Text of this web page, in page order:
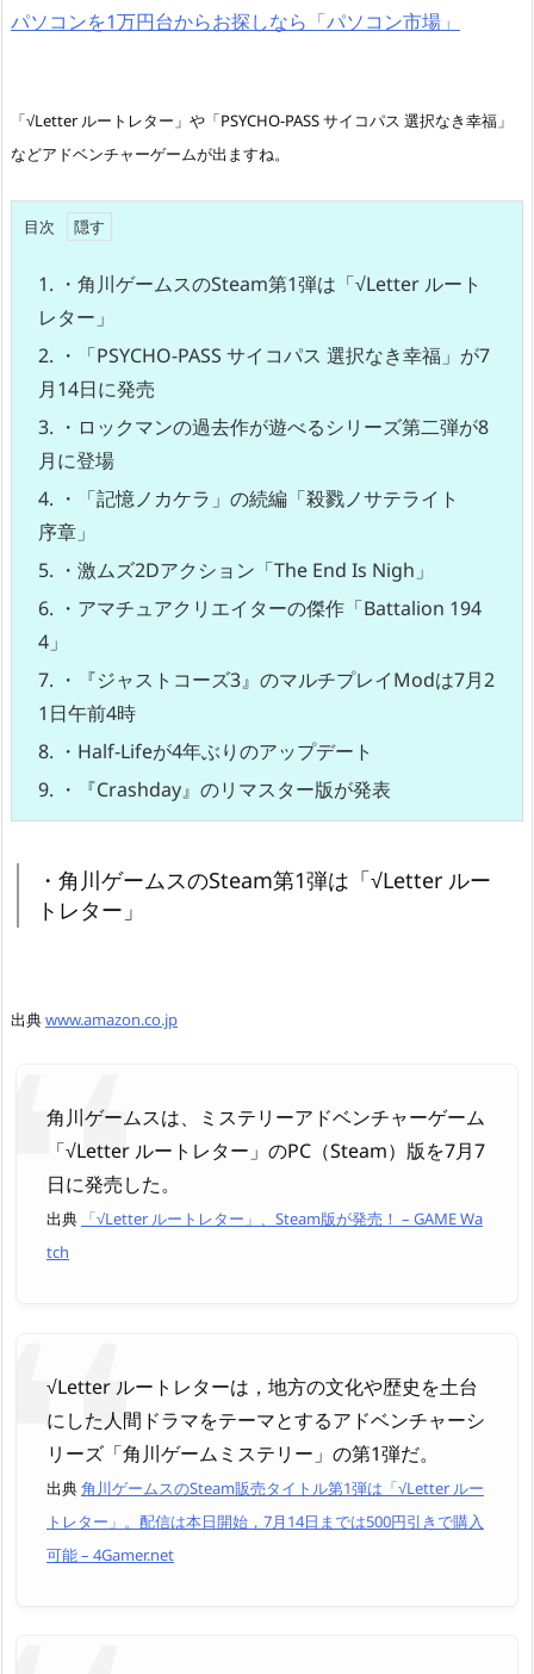
パソコンを1万円台からお探しなら「パソコン市場」
「√Letter ルートレター」や「PSYCHO-PASS サイコパス 選択なき幸福」
などアドベンチャーゲームが出ますね。
目次
1. ・角川ゲームスのSteam第1弾は「√Letter ルート
レター」
2. ・「PSYCHO-PASS サイコパス 選択なき幸福」が7
月14日に発売
3. ・ロックマンの過去作が遊べるシリーズ第二弾が8
月に登場
4. ・「記憶ノカケラ」の続編「殺戮ノサテライト
序章」
5. ・激ムズ2Dアクション「The End Is Nigh」
6. ・アマチュアクリエイターの傑作「Battalion 194
4」
7. ・『ジャストコーズ3』のマルチプレイModは7月2
1日午前4時
8. ・Half-Lifeが4年ぶりのアップデート
9. ・『Crashday』のリマスター版が発表
・角川ゲームスのSteam第1弾は「√Letter ルー
トレター」
出典www.amazon.co.jp
角川ゲームスは、ミステリーアドベンチャーゲーム
「√Letter ルートレター」のPC（Steam）版を7月7
日に発売した。
出典 「√Letter ルートレター」、Steam版が発売！ – GAME Wa
tch
√Letter ルートレターは，地方の文化や歴史を土台
にした人間ドラマをテーマとするアドベンチャーシ
リーズ「角川ゲームミステリー」の第1弾だ。
出典角川ゲームスのSteam販売タイトル第1弾は「√Letter ルー
トレター」。配信は本日開始，7月14日までは500円引きで購入
可能 – 4Gamer.net